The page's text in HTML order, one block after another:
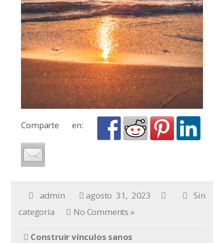
Comparte en:
admin agosto 31, 2023
Sin
categoría
No Comments »
Construir vínculos sanos